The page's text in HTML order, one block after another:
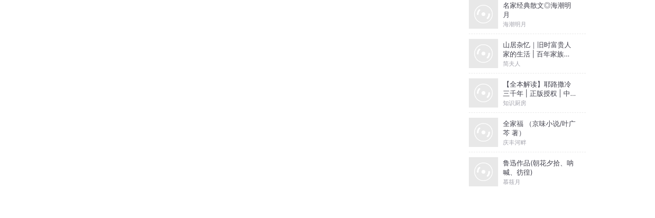
名家经典散文◎海潮明
月
海潮明月
山居杂忆｜旧时富贵人
家的生活 | 百年家族记
忆
简夫人
【全本解读】耶路撒冷
三千年 | 正版授权 | 中
东 | 巴以冲突 | 巴勒斯
知识厨房
知识厨房
全家福 （京味小说/叶广
芩 著）
庆丰河畔
鲁迅作品(朝花夕拾、呐
喊、彷徨)
慕筱月